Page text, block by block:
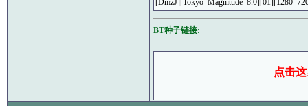
BT种子链接:
点击